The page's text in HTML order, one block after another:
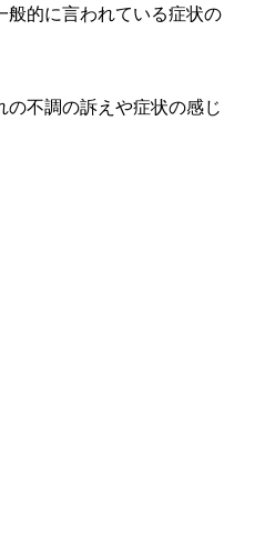
般的に言われている症状の
不調の訴えや症状の感じ